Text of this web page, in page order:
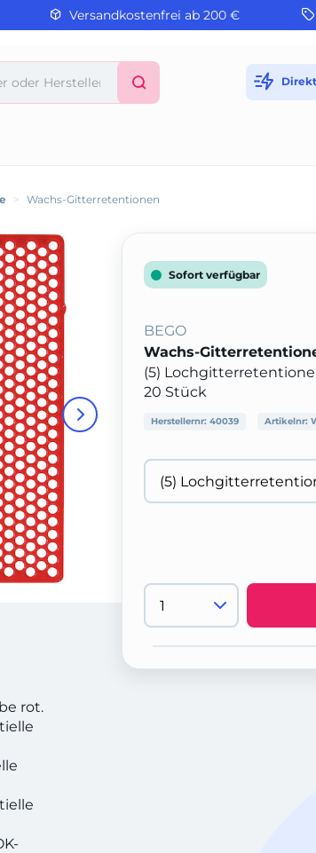
Versandkostenfrei ab 200 €
> Wachs-Gitterretentionen
rot.
Sofort verfügbar
BEGO
Wachs-
(5)
20 Stück
Herstellernr: 40039 Artikelnr: